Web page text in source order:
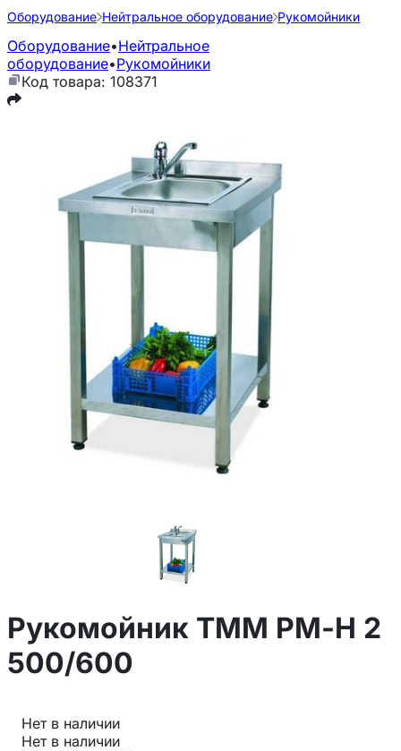
Оборудование Нейтральное оборудование Рукомойники
Оборудование•Нейтральное
оборудование•Рукомойники
Код товара: 108371
Рукомойник ТММ РМ-Н 2
500/600
Нет в наличии
Нет в наличии